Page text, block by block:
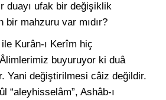
duayı ufak bir değişiklik
bir mahzuru var mıdır?
Kurân-ı Kerîm hiç
buyuruyor ki duâ
Yani değiştirilmesi câiz değildir.
“aleyhisselâm”, Ashâb-ı